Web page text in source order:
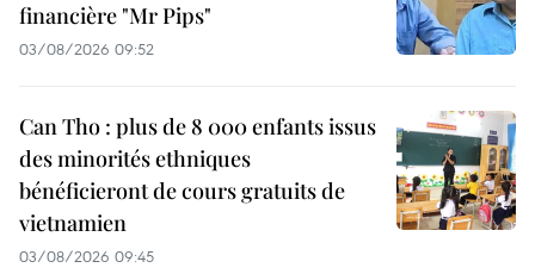
financière "Mr Pips"
03/08/2026 09:52
Can Tho : plus de 8 000 enfants issus
des minorités ethniques
bénéficieront de cours gratuits de
vietnamien
03/08/2026 09:45